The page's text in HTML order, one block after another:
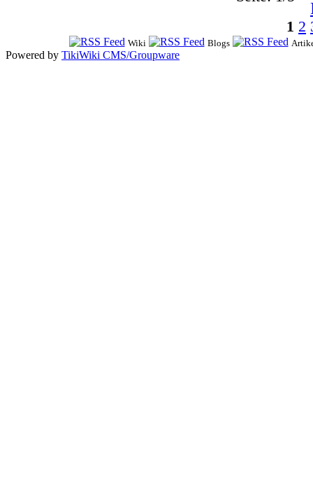
1 2
Wiki Blogs
Powered by TikiWiki CMS/Groupware